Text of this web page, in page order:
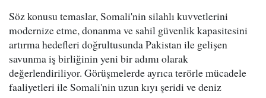
Söz konusu temaslar, Somali'nin silahlı kuvvetlerini
modernize etme, donanma ve sahil güvenlik kapasitesini
artırma hedefleri doğrultusunda Pakistan ile gelişen
savunma iş birliğinin yeni bir adımı olarak
değerlendiriliyor. Görüşmelerde ayrıca terörle mücadele
faaliyetleri ile Somali'nin uzun kıyı şeridi ve deniz